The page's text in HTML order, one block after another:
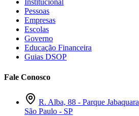
Institucional
Pessoas
Empresas
Escolas
Governo
Educação Financeira
Guias DSOP
Fale Conosco
R. Alba, 88 - Parque Jabaquara
São Paulo - SP